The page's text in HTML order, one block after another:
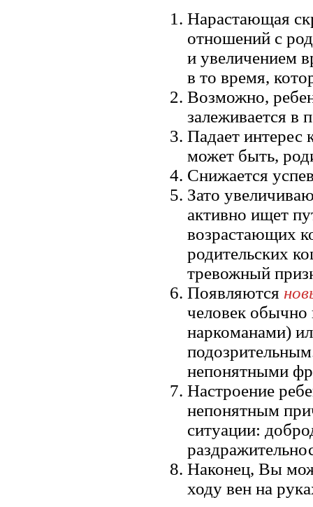
Нарастающая
отношений с
и увеличением
в то время,
Возможно,
залеживается в
Падает интерес
может быть,
Снижается
Зато
активно ищет
возрастающих
родительских
тревожный
Появляются
человек обычно
наркоманами)
непонятными
Настроение
непонятным
ситуации:
Наконец, Вы
ходу вен на